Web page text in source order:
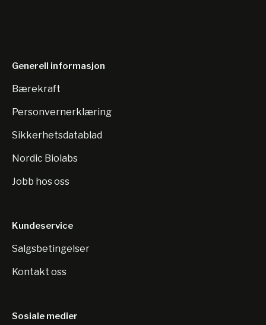
Generell informasjon
Bærekraft
Personvernerklæring
Sikkerhetsdatablad
Nordic Biolabs
Jobb hos oss
Kundeservice
Salgsbetingelser
Kontakt oss
Sosiale medier